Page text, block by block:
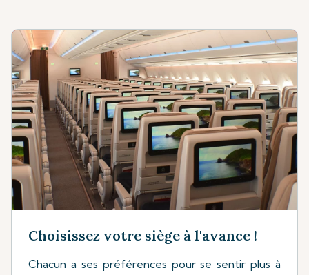
Choisissez votre siège à l'avance !
Chacun a ses préférences pour se sentir plus à